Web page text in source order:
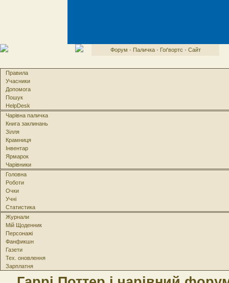
Форум · Паличка· Гоґвортс · Сайт
Правила
Учасники
Допомога
Пошук
HelpDesk
Чарівна паличка
Книга заклинань
Зілля
Крамниця
Інвентар
Ярмарок
Чарівники
Головна
Роботи
Очки
Учні
Статистика
Журнали
Мій Щоденник
Персонажі
Фанфикшн
Газети
Тех. оновлення
Зарплатня